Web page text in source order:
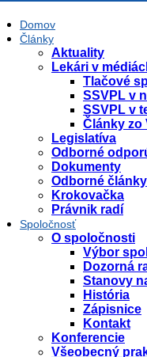
Domov
Články
Aktuality
Lekári v
Tlačové
SSVPL v
SSVPL v
Články zo
Legislatíva
Odborné
Dokumenty
Odborné články
Krokovačka
Právnik radí
Spoločnosť
O spoločnosti
Výbor
Dozorná
Stanovy
História
Zápisnice
Kontakt
Konferencie
Všeobecný